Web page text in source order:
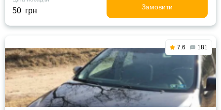
50 грн Замовити
7.6 181